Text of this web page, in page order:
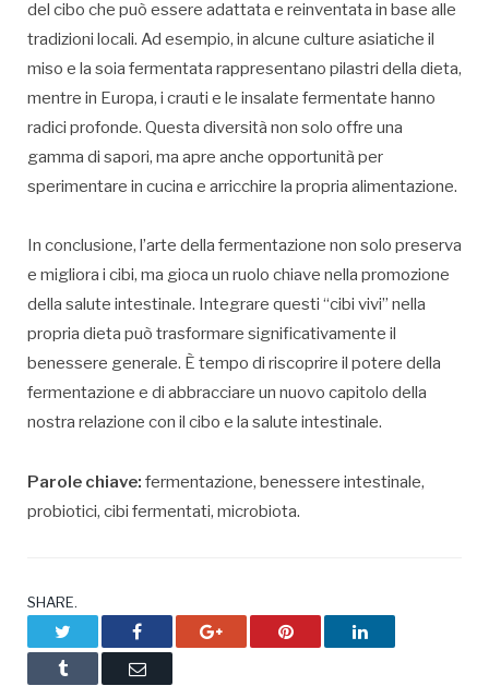
del cibo che può essere adattata e reinventata in base alle
tradizioni locali. Ad esempio, in alcune culture asiatiche il
miso e la soia fermentata rappresentano pilastri della dieta,
mentre in Europa, i crauti e le insalate fermentate hanno
radici profonde. Questa diversità non solo offre una
gamma di sapori, ma apre anche opportunità per
sperimentare in cucina e arricchire la propria alimentazione.
In conclusione, l’arte della fermentazione non solo preserva
e migliora i cibi, ma gioca un ruolo chiave nella promozione
della salute intestinale. Integrare questi “cibi vivi” nella
propria dieta può trasformare significativamente il
benessere generale. È tempo di riscoprire il potere della
fermentazione e di abbracciare un nuovo capitolo della
nostra relazione con il cibo e la salute intestinale.
Parole chiave: fermentazione, benessere intestinale,
probiotici, cibi fermentati, microbiota.
SHARE.
Facebook Google+ Pinterest LinkedIn
Tumblr Email